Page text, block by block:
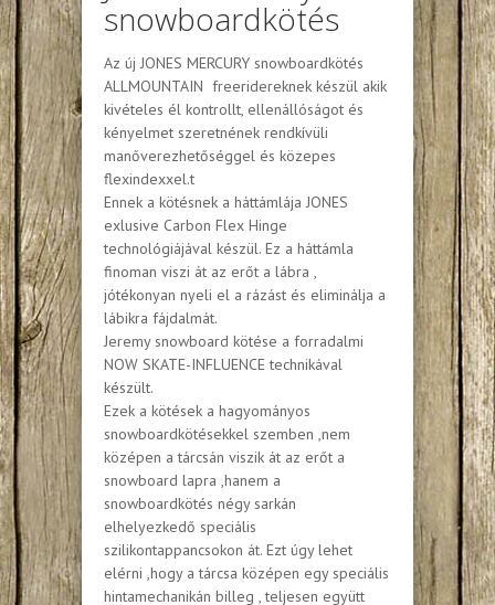
snowboardkötés
Az új JONES MERCURY snowboardkötés
ALLMOUNTAIN freeridereknek készül akik
kivételes él kontrollt, ellenállóságot és
kényelmet szeretnének rendkívüli
manőverezhetőséggel és közepes
flexindexxel.t
Ennek a kötésnek a háttámlája JONES
exlusive Carbon Flex Hinge
technológiájával készül. Ez a háttámla
finoman viszi át az erőt a lábra ,
jótékonyan nyeli el a rázást és eliminálja a
lábikra fájdalmát.
Jeremy snowboard kötése a forradalmi
NOW SKATE-INFLUENCE technikával
készült.
Ezek a kötések a hagyományos
snowboardkötésekkel szemben ,nem
középen a tárcsán viszik át az erőt a
snowboard lapra ,hanem a
snowboardkötés négy sarkán
elhelyezkedő speciális
szilikontappancsokon át. Ezt úgy lehet
elérni ,hogy a tárcsa középen egy speciális
hintamechanikán billeg , teljesen együtt